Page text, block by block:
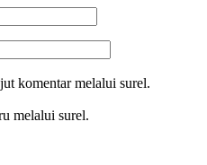
komentar melalui surel.
melalui surel.